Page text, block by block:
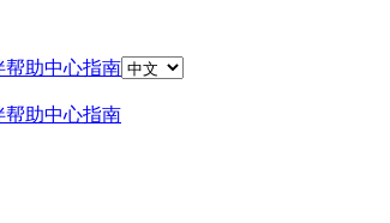
帮助中心指南
帮助中心指南